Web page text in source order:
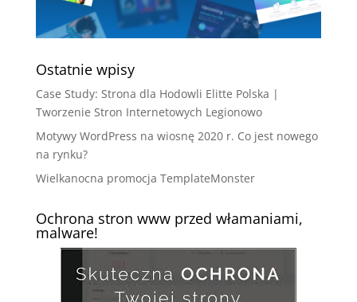
Ostatnie wpisy
Case Study: Strona dla Hodowli Elitte Polska |
Tworzenie Stron Internetowych Legionowo
Motywy WordPress na wiosnę 2020 r. Co jest nowego
na rynku?
Wielkanocna promocja TemplateMonster
Ochrona stron www przed włamaniami,
malware!